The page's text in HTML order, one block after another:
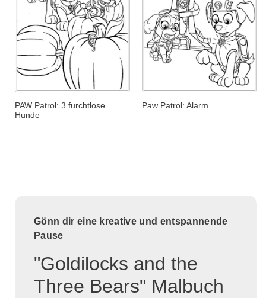
PAW Patrol: 3 furchtlose
Hunde
Paw Patrol: Alarm
Gönn dir eine kreative und entspannende
Pause
"Goldilocks and the
Three Bears" Malbuch